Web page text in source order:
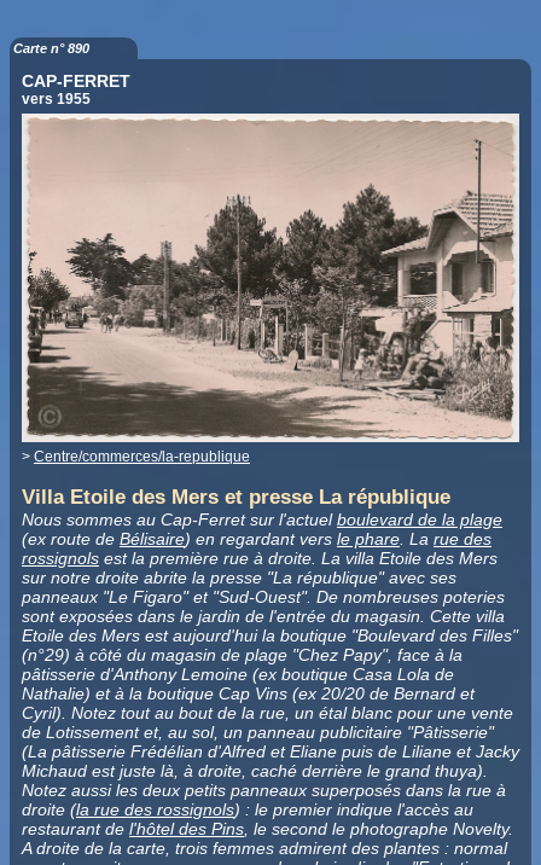
Carte n° 890
CAP-FERRET
vers 1955
> Centre/commerces/la-republique
Villa Etoile des Mers et presse La république
Nous sommes au Cap-Ferret sur l'actuelboulevard de la plage
(ex route de Bélisaire) en regardant vers le phare . La rue des
rossignols est la première rue à droite. La villa Etoile des Mers
sur notre droite abrite la presse "La république" avec ses
panneaux "Le Figaro" et "Sud-Ouest". De nombreuses poteries
sont exposées dans le jardin de l'entrée du magasin. Cette villa
Etoile des Mers est aujourd'hui la boutique "Boulevard des Filles"
(n°29) à côté du magasin de plage "Chez Papy", face à la
pâtisserie d'Anthony Lemoine (ex boutique Casa Lola de
Nathalie) et à la boutique Cap Vins (ex 20/20 de Bernard et
Cyril). Notez tout au bout de la rue, un étal blanc pour une vente
de Lotissement et, au sol, un panneau publicitaire "Pâtisserie"
(La pâtisserie Frédélian d'Alfred et Eliane puis de Liliane et Jacky
Michaud est juste là, à droite, caché derrière le grand thuya).
Notez aussi les deux petits panneaux superposés dans la rue à
droite (la rue des rossignols) : le premier indique l'accès au
restaurant de l'hôtel des Pins , le second le photographe Novelty.
A droite de la carte, trois femmes admirent des plantes : normal